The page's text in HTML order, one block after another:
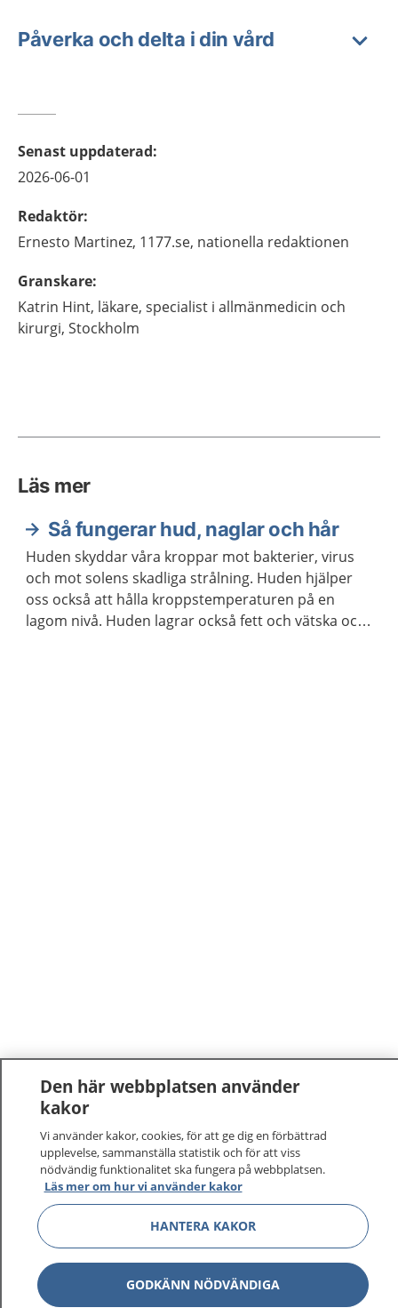
Påverka och delta i din vård
Senast uppdaterad:
2026-06-01
Redaktör:
Ernesto Martinez, 1177.se, nationella redaktionen
Granskare:
Katrin Hint, läkare, specialist i allmänmedicin och
kirurgi, Stockholm
Läs mer
Så fungerar hud, naglar och hår
Huden skyddar våra kroppar mot bakterier, virus
och mot solens skadliga strålning. Huden hjälper
oss också att hålla kroppstemperaturen på en
lagom nivå. Huden lagrar också fett och vätska och
1177 –tryggt om din hälsa och vård
På 1177.se får du råd om hälsa och information om
sjukdomar och vilka mottagningar du kan kontakta.
Logga in för att läsa din journal och göra dina
vårdärenden. Ring telefonnummer 1177 för
sjukvårdsrådgivning dygnet runt.
1177 ger dig råd när du vill må bättre.
Den här webbplatsen använder
kakor
Vi använder kakor, cookies, för att ge dig en förbättrad
upplevelse, sammanställa statistik och för att viss
nödvändig funktionalitet ska fungera på webbplatsen.
Läs mer om hur vi använder kakor
HANTERA KAKOR
GODKÄNN NÖDVÄNDIGA